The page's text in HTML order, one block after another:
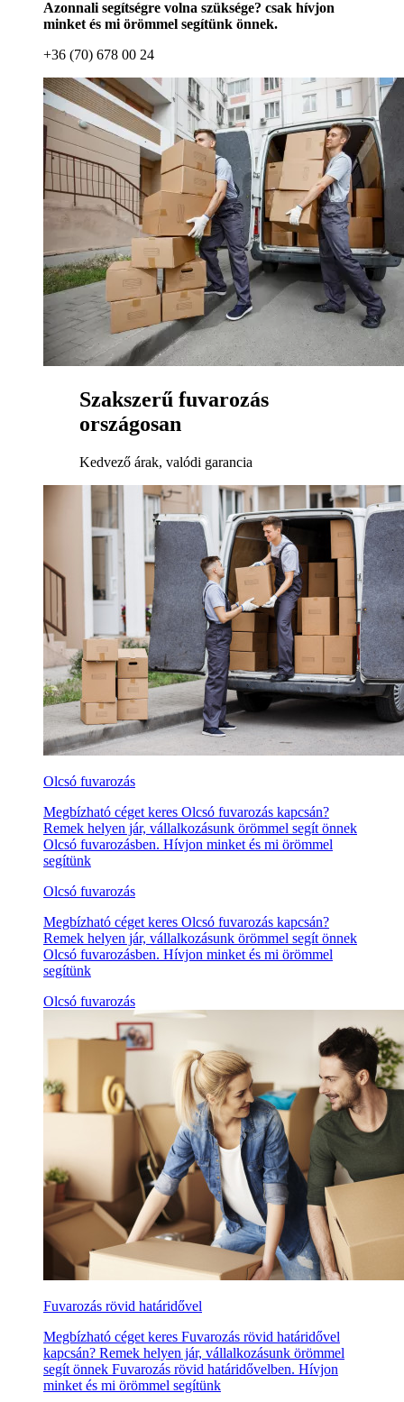
Azonnali segítségre volna szüksége? csak hívjon
minket és mi örömmel segítünk önnek.
+36 (70) 678 00 24
Szakszerű fuvarozás
országosan
Kedvező árak, valódi garancia
Olcsó fuvarozás
Megbízható céget keres Olcsó fuvarozás kapcsán?
Remek helyen jár, vállalkozásunk örömmel segít önnek
Olcsó fuvarozásben. Hívjon minket és mi örömmel
segítünk
Olcsó fuvarozás
Megbízható céget keres Olcsó fuvarozás kapcsán?
Remek helyen jár, vállalkozásunk örömmel segít önnek
Olcsó fuvarozásben. Hívjon minket és mi örömmel
segítünk
Olcsó fuvarozás
Fuvarozás rövid határidővel
Megbízható céget keres Fuvarozás rövid határidővel
kapcsán? Remek helyen jár, vállalkozásunk örömmel
segít önnek Fuvarozás rövid határidővelben. Hívjon
minket és mi örömmel segítünk